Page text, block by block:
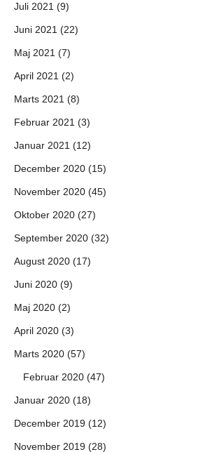
Juli 2021 (9)
Juni 2021 (22)
Maj 2021 (7)
April 2021 (2)
Marts 2021 (8)
Februar 2021 (3)
Januar 2021 (12)
December 2020 (15)
November 2020 (45)
Oktober 2020 (27)
September 2020 (32)
August 2020 (17)
Juni 2020 (9)
Maj 2020 (2)
April 2020 (3)
Marts 2020 (57)
Februar 2020 (47)
Januar 2020 (18)
December 2019 (12)
November 2019 (28)